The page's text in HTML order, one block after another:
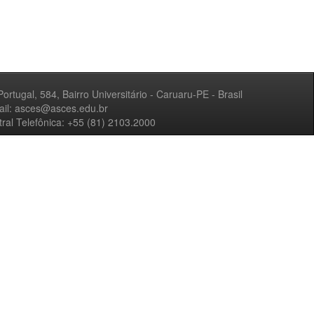
584, Bairro Universitário - Caruaru-PE - Brasil
asces@asces.edu.br
Telefônica: +55 (81) 2103.2000